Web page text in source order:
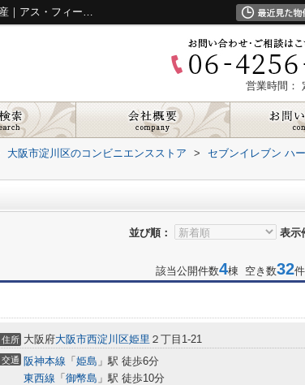
セブンイレブン ハートインJR塚本駅西口店周辺の物件一覧｜大阪市中央区の不動産｜アス・フィールド
営業時間：
大阪市淀川区のコンビニエンスストア >
セブンイレブン ハ
並び順： 表示
該当公開件数4棟 空き数32件
住所 大阪府大阪市西淀川区姫里 ２丁目1-21
交通 阪神本線 「 姫島 」駅 徒歩6分
東西線 「 御幣島 」駅 徒歩10分